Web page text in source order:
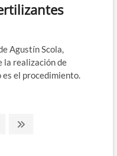
Agustín Scola,
la realización de
el procedimiento.
Página